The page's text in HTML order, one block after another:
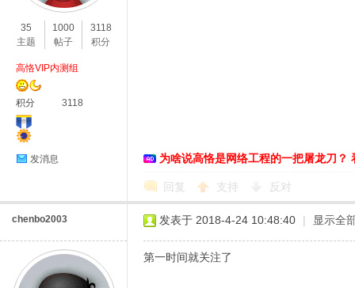
35
主题
1000
帖子
3118
积分
高恪VIP内测组
积分 3118
发消息 为啥说高恪是网络工程的一把屠龙刀？
回复 支持 反对
chenbo2003 发表于 2018-4-24 10:48:40 | 显示全
第一时间就关注了